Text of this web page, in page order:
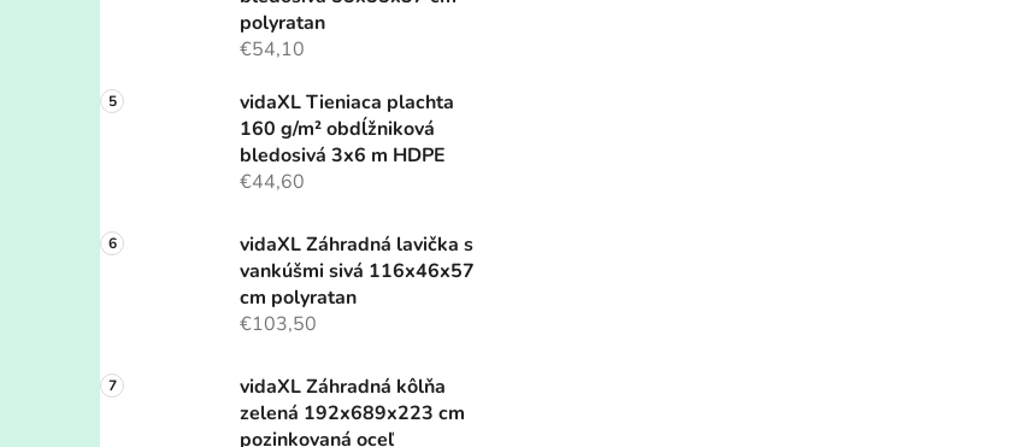
polyratan
€54,10
vidaXL Tieniaca plachta
160 g/m² obdĺžniková
bledosivá 3x6 m HDPE
€44,60
vidaXL Záhradná lavička s
vankúšmi sivá 116x46x57
cm polyratan
€103,50
vidaXL Záhradná kôlňa
zelená 192x689x223 cm
pozinkovaná oceľ